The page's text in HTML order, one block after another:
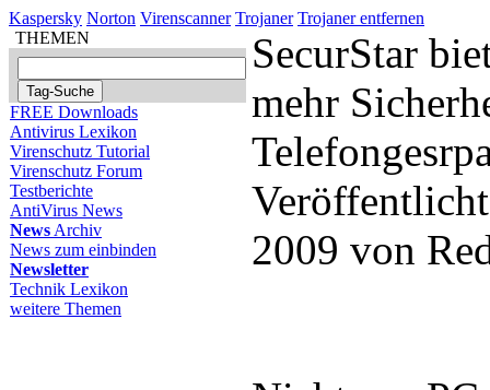
Kaspersky Norton Virenscanner Trojaner Trojaner entfernen
THEMEN
FREE Downloads
Antivirus Lexikon
Virenschutz Tutorial
Virenschutz Forum
Testberichte
AntiVirus News
News Archiv
News zum einbinden
Newsletter
Technik Lexikon
weitere Themen
SecurStar
mehr
2009 von